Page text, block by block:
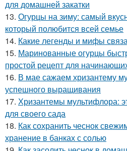
для домашней закатки
13. Огурцы на зиму: самый
который полюбится всей семье
14. Какие легенды и мифы
15. Маринованные огурцы
простой рецепт для
16. В мае сажаем хризантему
успешного выращивания
17. Хризантемы мультифлора:
для своего сада
18. Как сохранить чеснок
хранение в банках с солью